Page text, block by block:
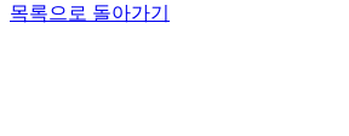
목록으로 돌아가기